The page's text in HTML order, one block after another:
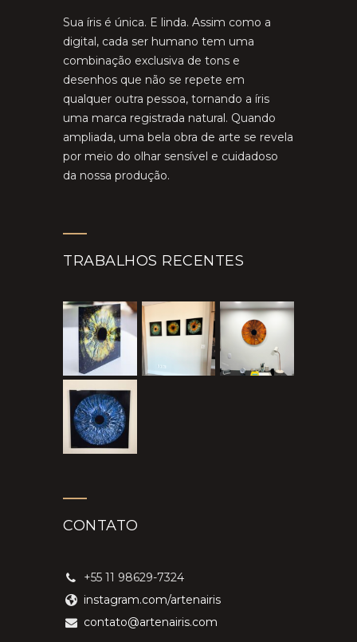
Sua íris é única. E linda. Assim como a
digital, cada ser humano tem uma
combinação exclusiva de tons e
desenhos que não se repete em
qualquer outra pessoa, tornando a íris
uma marca registrada natural. Quando
ampliada, uma bela obra de arte se revela
por meio do olhar sensível e cuidadoso
da nossa produção.
TRABALHOS RECENTES
CONTATO
+55 11 98629-7324
instagram.com/artenairis
contato@artenairis.com